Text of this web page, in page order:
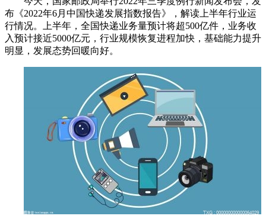
布《2022年6月中国快递发展指数报告》，解读上半年行业运
行情况。上半年，全国快递业务量预计将超500亿件，业务收
入预计接近5000亿元，行业规模恢复进程加快，基础能力提升
明显，发展态势回暖向好。